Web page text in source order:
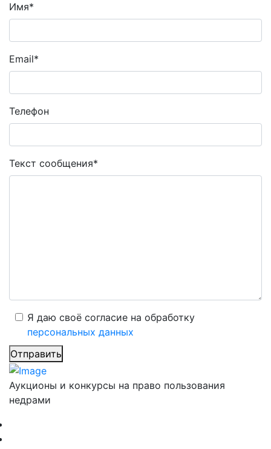
Имя*
Email*
Телефон
Текст сообщения*
Я даю своё согласие на обработку
персональных данных
Отправить
Аукционы и конкурсы на право пользования
недрами